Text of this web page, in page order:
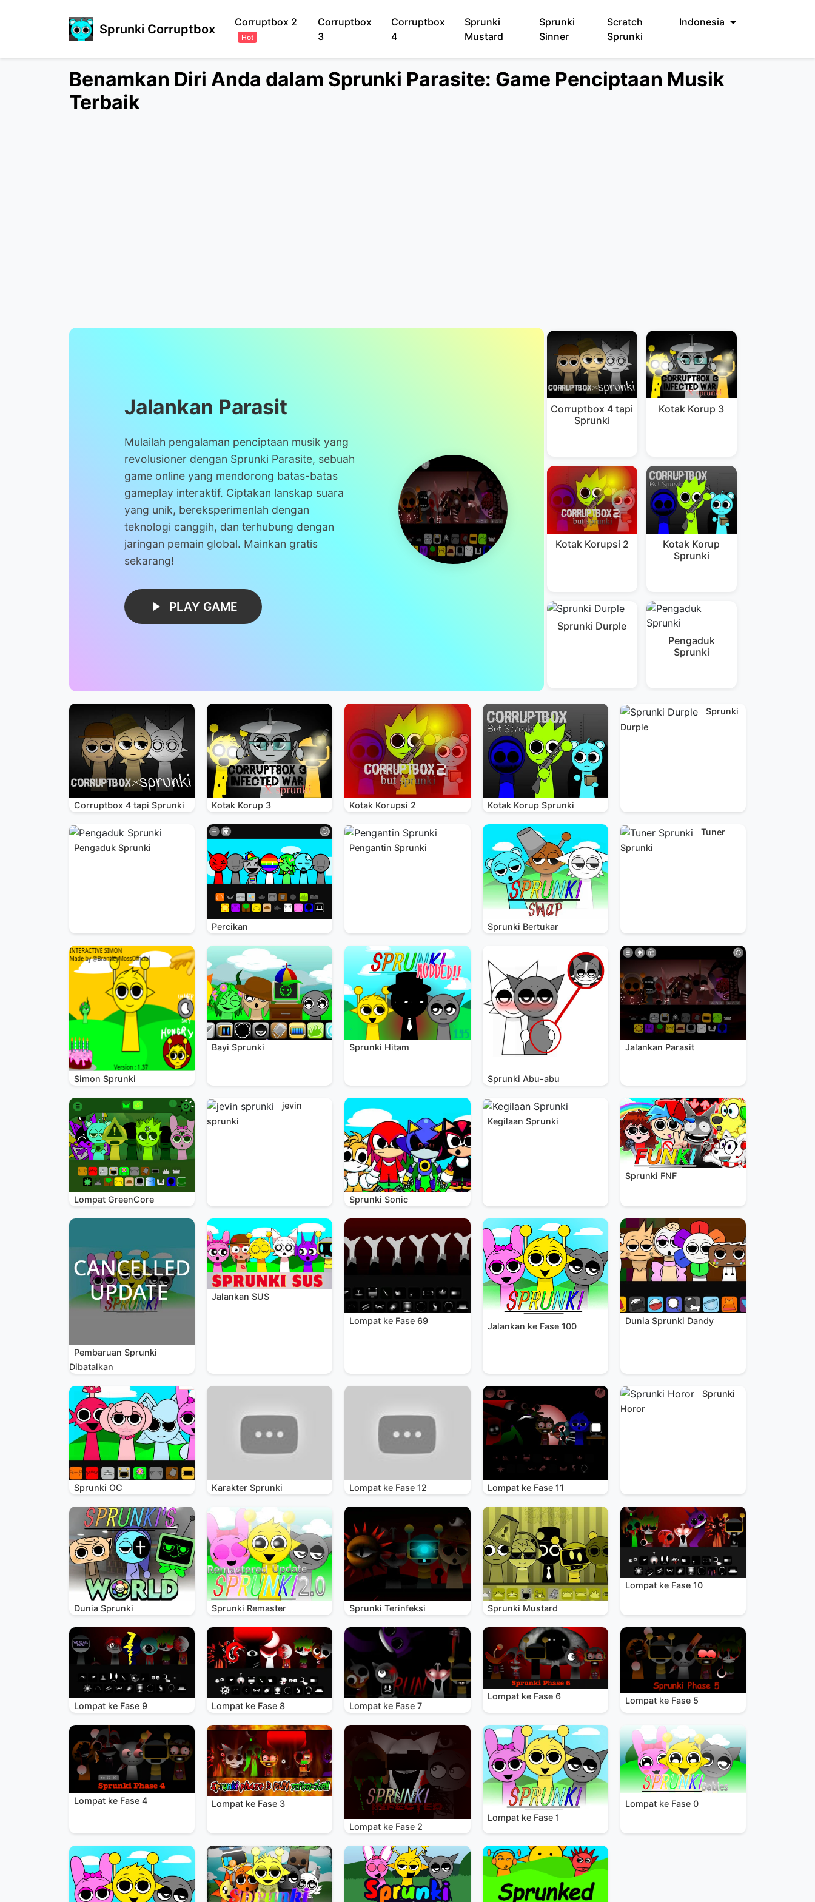
Sprunki Corruptbox Corruptbox 2
Hot
Corruptbox
3
Corruptbox
4
Sprunki
Mustard
Sprunki
Sinner
Scratch
Sprunki
Indonesia
Benamkan Diri Anda dalam Sprunki Parasite: Game Penciptaan Musik
Terbaik
Jalankan Parasit
Mulailah pengalaman penciptaan musik yang
revolusioner dengan Sprunki Parasite, sebuah
game online yang mendorong batas-batas
gameplay interaktif. Ciptakan lanskap suara
yang unik, bereksperimenlah dengan
teknologi canggih, dan terhubung dengan
jaringan pemain global. Mainkan gratis
sekarang!
PLAY GAME
Corruptbox 4 tapi
Sprunki
Kotak Korup 3
Kotak Korupsi 2
Kotak Korup
Sprunki
Sprunki Durple
Pengaduk
Sprunki
Corruptbox 4 tapi Sprunki Kotak Korup 3 Kotak Korupsi 2 Kotak Korup Sprunki
Sprunki
Durple
Pengaduk Sprunki
Percikan
Pengantin Sprunki
Sprunki Bertukar
Tuner
Sprunki
Simon Sprunki
Bayi Sprunki Sprunki Hitam
Sprunki Abu-abu
Jalankan Parasit
Lompat GreenCore
jevin
sprunki
Sprunki Sonic
Kegilaan Sprunki
Sprunki FNF
Pembaruan Sprunki
Dibatalkan
Jalankan SUS
Lompat ke Fase 69
Jalankan ke Fase 100
Dunia Sprunki Dandy
Sprunki OC Karakter Sprunki Lompat ke Fase 12 Lompat ke Fase 11
Sprunki
Horor
Dunia Sprunki Sprunki Remaster Sprunki Terinfeksi Sprunki Mustard
Lompat ke Fase 10
Lompat ke Fase 9 Lompat ke Fase 8 Lompat ke Fase 7
Lompat ke Fase 6 Lompat ke Fase 5
Lompat ke Fase 4 Lompat ke Fase 3
Lompat ke Fase 2
Lompat ke Fase 1
Lompat ke Fase 0